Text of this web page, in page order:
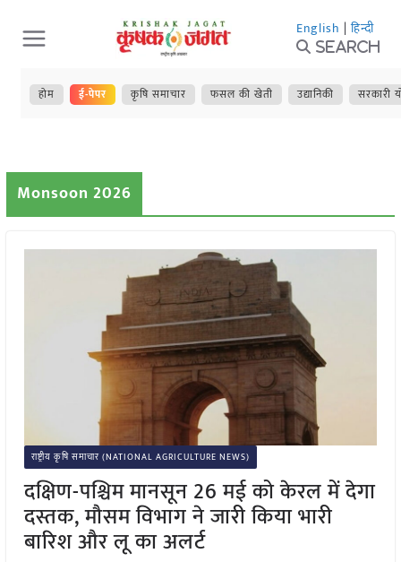
Skip
to
content
English | हिन्दी
Search
होम ई-पेपर कृषि समाचार फसल की खेती उद्यानिकी सरकारी
Monsoon 2026
राष्ट्रीय कृषि समाचार (NATIONAL AGRICULTURE NEWS)
दक्षिण-पश्चिम मानसून 26 मई को केरल में देगा
दस्तक, मौसम विभाग ने जारी किया भारी
बारिश और लू का अलर्ट